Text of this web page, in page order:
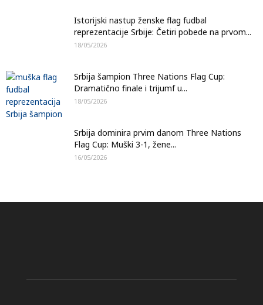
Istorijski nastup ženske flag fudbal
reprezentacije Srbije: Četiri pobede na prvom...
18/05/2026
Srbija šampion Three Nations Flag Cup:
Dramatično finale i trijumf u...
18/05/2026
Srbija dominira prvim danom Three Nations
Flag Cup: Muški 3-1, žene...
16/05/2026